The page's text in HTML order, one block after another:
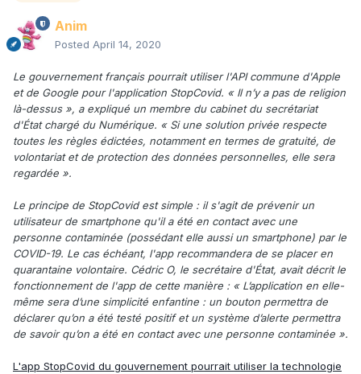
Anim
Posted April 14, 2020
Le gouvernement français pourrait utiliser l'API commune d'Apple
et de Google pour l'application StopCovid. « Il n’y a pas de religion
là-dessus », a expliqué un membre du cabinet du secrétariat
d'État chargé du Numérique. « Si une solution privée respecte
toutes les règles édictées, notamment en termes de gratuité, de
volontariat et de protection des données personnelles, elle sera
regardée ».
Le principe de StopCovid est simple : il s'agit de prévenir un
utilisateur de smartphone qu'il a été en contact avec une
personne contaminée (possédant elle aussi un smartphone) par le
COVID-19. Le cas échéant, l'app recommandera de se placer en
quarantaine volontaire. Cédric O, le secrétaire d'État, avait décrit le
fonctionnement de l'app de cette manière : « L’application en elle-
même sera d’une simplicité enfantine : un bouton permettra de
déclarer qu’on a été testé positif et un système d’alerte permettra
de savoir qu’on a été en contact avec une personne contaminée ».
L'app StopCovid du gouvernement pourrait utiliser la technologie